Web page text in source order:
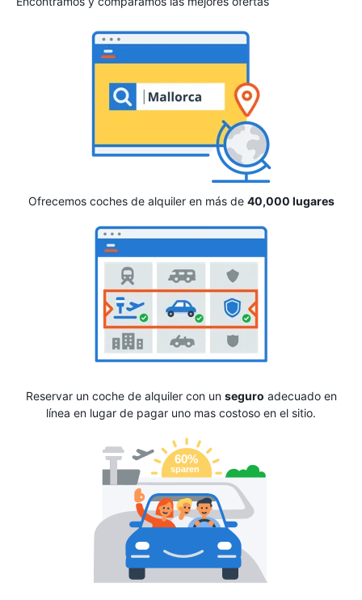
Ofrecemos coches de alquiler en más de 40,000 lugares
Reservar un coche de alquiler con un seguro adecuado en
línea en lugar de pagar uno mas costoso en el sitio.